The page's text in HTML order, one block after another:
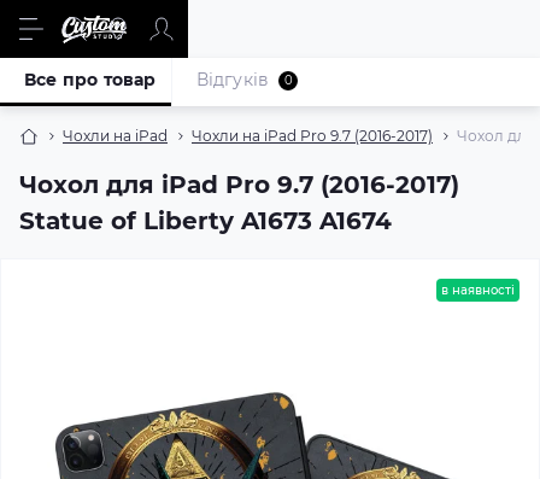
Чохли на iPad Чохли на iPad Pro 9.7 (2016-2017) Чохол для
Чохол для iPad Pro 9.7 (2016-2017)
Statue of Liberty A1673 A1674
Все про товар Відгуків 0
в наявності